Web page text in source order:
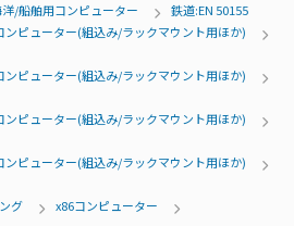
/船舶用コンピューター
鉄道:EN 50155
ンピューター(組込み/ラックマウント用ほか)
ンピューター(組込み/ラックマウント用ほか)
ンピューター(組込み/ラックマウント用ほか)
ンピューター(組込み/ラックマウント用ほか)
グ
x86コンピューター